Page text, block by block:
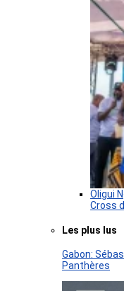
Oligui
Cross
Les plus lus
Gabon:
Panthères